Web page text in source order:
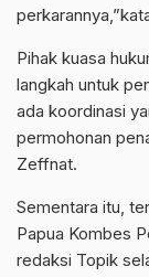
Pihak kuasa
langkah untuk
ada koordinasi
permohonan
Zeffnat.
Sementara itu,
Papua Kombes
redaksi Topik